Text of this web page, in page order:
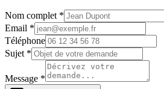
Nom complet *
Email *
Téléphone
Sujet *
Message *